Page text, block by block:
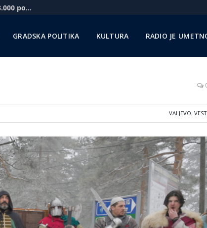
Novi vidikovac na Kablaru za vikend posetilo više od 3.000 posetilaca
GRADSKA POLITIKA KULTURA RADIO JE
VALJEVO,